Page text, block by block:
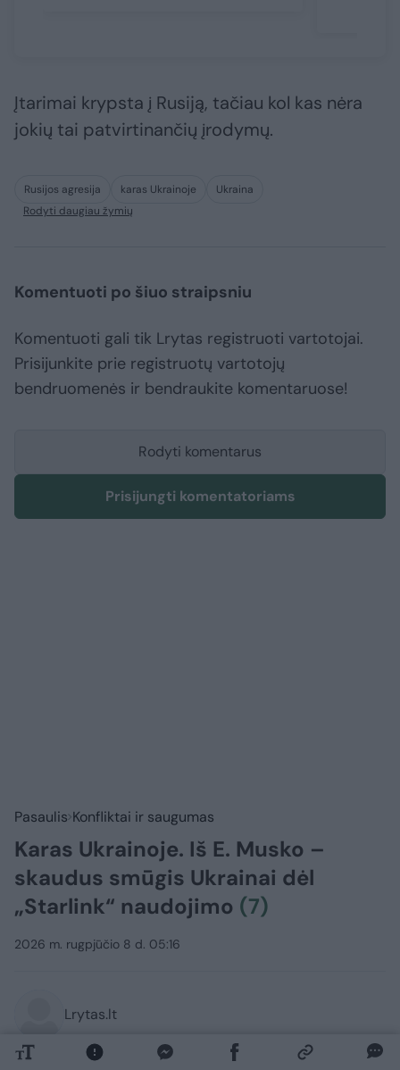
Įtarimai krypsta į Rusiją, tačiau kol kas nėra
jokių tai patvirtinančių įrodymų.
Rusijos agresija karas Ukrainoje
Ukraina
Rodyti daugiau žymių
Komentuoti po šiuo straipsniu
Komentuoti gali tik Lrytas registruoti vartotojai.
Prisijunkite prie registruotų vartotojų
bendruomenės ir bendraukite komentaruose!
Rodyti komentarus
Prisijungti komentatoriams
Pasaulis Konfliktai ir saugumas
Karas Ukrainoje. Iš E. Musko –
skaudus smūgis Ukrainai dėl
„Starlink“ naudojimo (7)
2026 m. rugpjūčio 8 d. 05:16
Lrytas.lt